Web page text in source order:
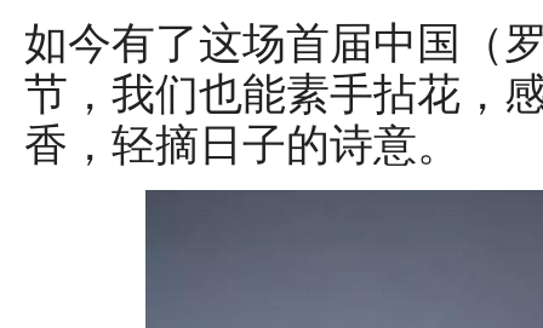
如今有了这场首届中国（
节，我们也能素手拈花，
香，轻摘日子的诗意。